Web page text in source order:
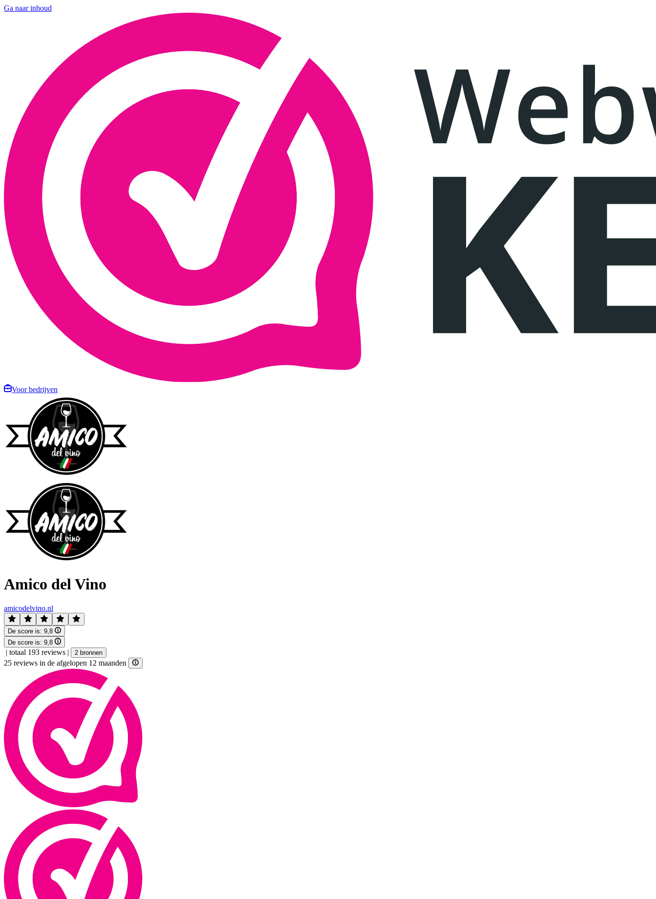
Ga naar inhoud
Voor bedrijven
Amico del Vino
amicodelvino.nl
De score is: 9,8
De score is: 9,8
| totaal 193 reviews | 2 bronnen
25 reviews in de afgelopen 12 maanden